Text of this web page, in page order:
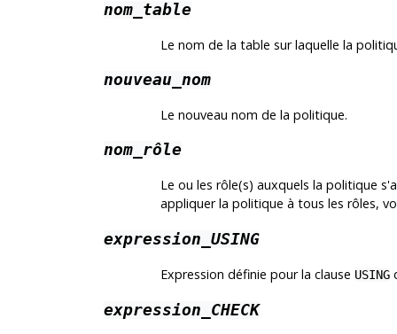
nom_table
Le nom de la table sur laquelle la
nouveau_nom
Le nouveau nom de la politique.
nom_rôle
Le ou les rôle(s) auxquels la politique
appliquer la politique à tous les rôles,
expression_USING
Expression définie pour la clause USING
expression_CHECK